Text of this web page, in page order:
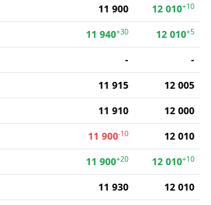
11 900 12 010+10
11 940+30 12 010+5
-
-
11 915
12 005
11 910
12 000
11 900-10
12 010
11 900+20 12 010+10
11 930
12 010